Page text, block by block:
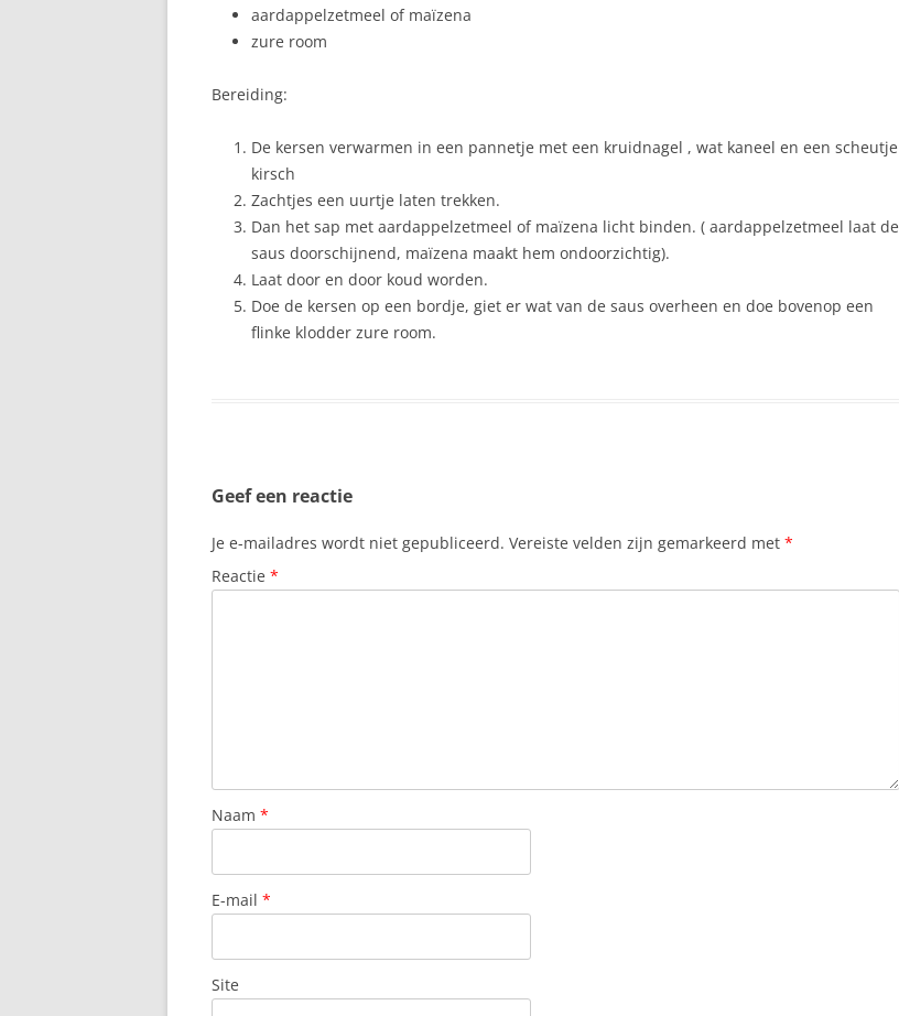
aardappelzetmeel of maïzena
zure room
Bereiding:
De kersen verwarmen in een pannetje met een kruidnagel , wat kaneel en een scheutje
kirsch
Zachtjes een uurtje laten trekken.
Dan het sap met aardappelzetmeel of maïzena licht binden. ( aardappelzetmeel laat de
saus doorschijnend, maïzena maakt hem ondoorzichtig).
Laat door en door koud worden.
Doe de kersen op een bordje, giet er wat van de saus overheen en doe bovenop een
flinke klodder zure room.
Geef een reactie
Je e-mailadres wordt niet gepubliceerd. Vereiste velden zijn gemarkeerd met *
Reactie *
Naam *
E-mail *
Site